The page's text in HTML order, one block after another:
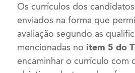
Os currículos dos
enviados na forma que
avaliação segundo as
mencionadas noitem 5 do
encaminhar o currículo com